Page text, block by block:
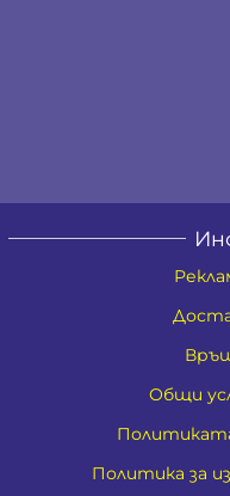
Общи
Политика за